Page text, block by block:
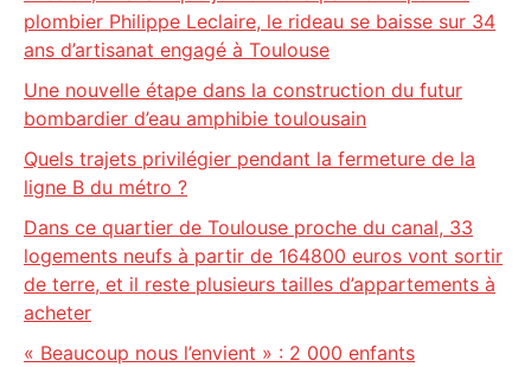
plombier Philippe Leclaire, le rideau se baisse sur 34
ans d’artisanat engagé à Toulouse
Une nouvelle étape dans la construction du futur
bombardier d’eau amphibie toulousain
Quels trajets privilégier pendant la fermeture de la
ligne B du métro ?
Dans ce quartier de Toulouse proche du canal, 33
logements neufs à partir de 164800 euros vont sortir
de terre, et il reste plusieurs tailles d’appartements à
acheter
« Beaucoup nous l’envient » : 2 000 enfants